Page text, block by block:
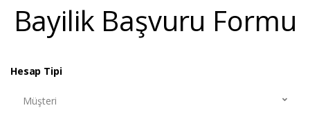
Bayilik Başvuru Formu
Hesap Tipi
Müşteri